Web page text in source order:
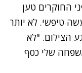
החוקרים טען
טיפשי. לא יותר
הצילום. "לא
שלי כסף